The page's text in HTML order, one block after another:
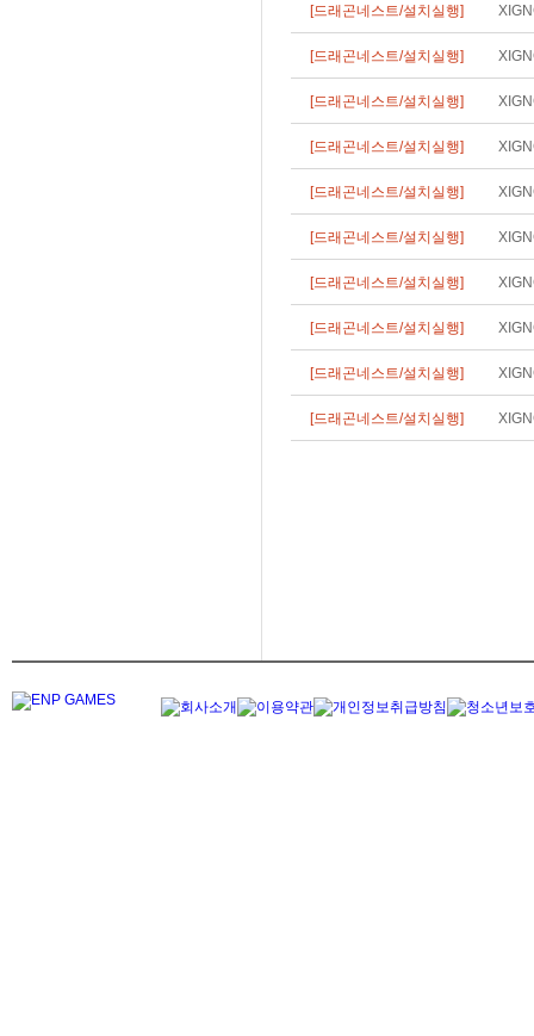
[드래곤네스트/설치실행]
[드래곤네스트/설치실행]
[드래곤네스트/설치실행]
[드래곤네스트/설치실행]
[드래곤네스트/설치실행]
[드래곤네스트/설치실행]
[드래곤네스트/설치실행]
[드래곤네스트/설치실행]
[드래곤네스트/설치실행]
[드래곤네스트/설치실행]